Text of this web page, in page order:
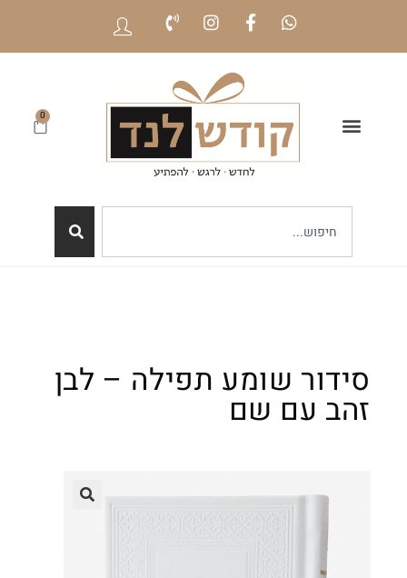
0
סידור שומע תפילה – לבן
זהב עם שם